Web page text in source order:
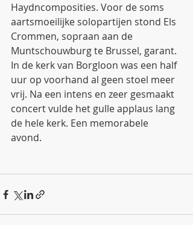
Haydncomposities. Voor de soms
aartsmoeilijke solopartijen stond Els
Crommen, sopraan aan de
Muntschouwburg te Brussel, garant.
In de kerk van Borgloon was een half
uur op voorhand al geen stoel meer
vrij. Na een intens en zeer gesmaakt
concert vulde het gulle applaus lang
de hele kerk. Een memorabele
avond.